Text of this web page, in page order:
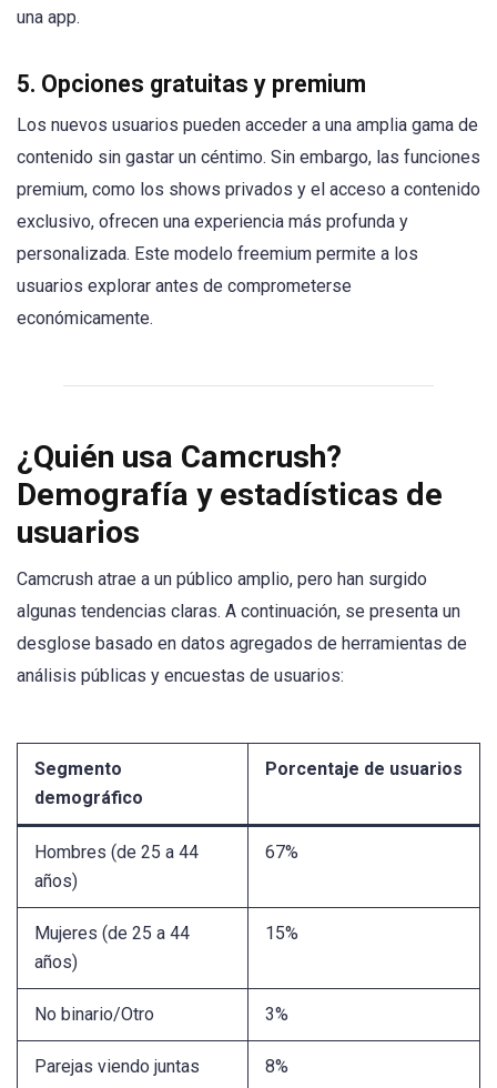
una app.
5. Opciones gratuitas y premium
Los nuevos usuarios pueden acceder a una amplia gama de
contenido sin gastar un céntimo. Sin embargo, las funciones
premium, como los shows privados y el acceso a contenido
exclusivo, ofrecen una experiencia más profunda y
personalizada. Este modelo freemium permite a los
usuarios explorar antes de comprometerse
económicamente.
¿Quién usa Camcrush?
Demografía y estadísticas de
usuarios
Camcrush atrae a un público amplio, pero han surgido
algunas tendencias claras. A continuación, se presenta un
desglose basado en datos agregados de herramientas de
análisis públicas y encuestas de usuarios:
Segmento
demográfico
Porcentaje de usuarios
Hombres (de 25 a 44
años)
67%
Mujeres (de 25 a 44
años)
15%
No binario/Otro 3%
Parejas viendo juntas 8%